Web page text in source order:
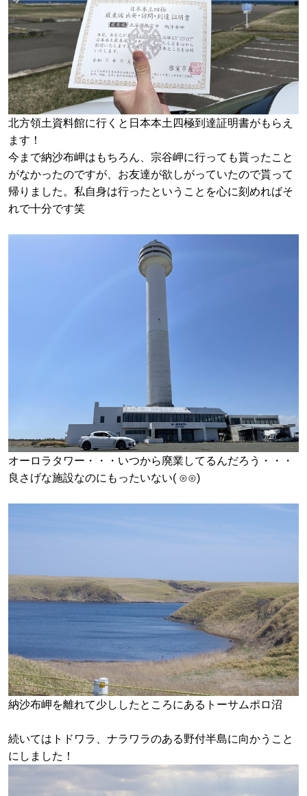
北方領土資料館に行くと日本本土四極到達証明書がもらえ
ます！
今まで納沙布岬はもちろん、宗谷岬に行っても貰ったこと
がなかったのですが、お友達が欲しがっていたので貰って
帰りました。 私自身は行ったということを心に刻めればそ
れで十分です笑
オーロラタワー・・・いつから廃業してるんだろう・・・
良さげな施設なのにもったいない( ⊙⊙)
納沙布岬を離れて少ししたところにあるトーサムポロ沼
続いてはトドワラ、ナラワラのある野付半島に向かうこと
にしました！